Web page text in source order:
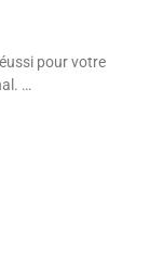
pour votre